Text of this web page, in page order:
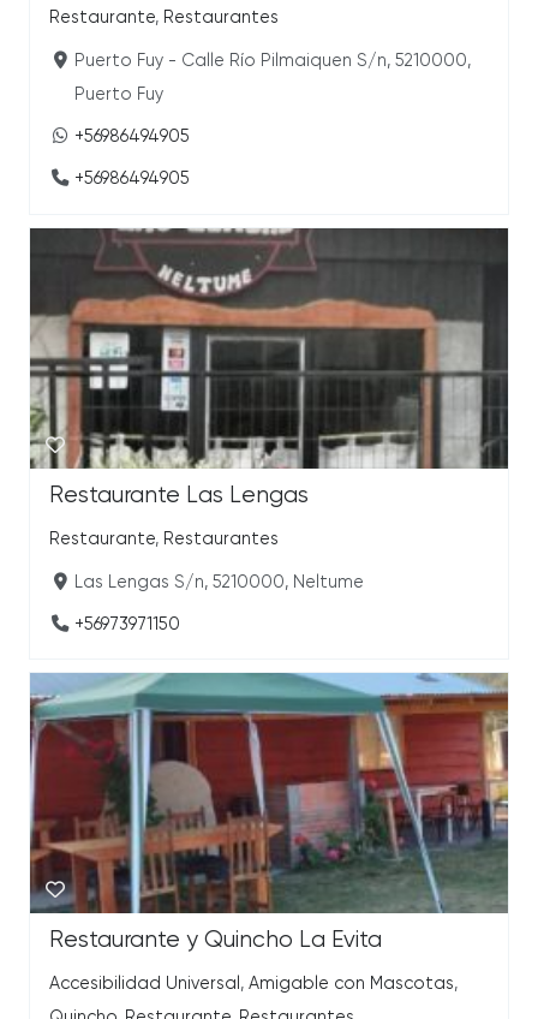
Restaurante, Restaurantes
Puerto Fuy - Calle Río Pilmaiquen S/n, 5210000,
Puerto Fuy
+56986494905
+56986494905
Restaurante Las Lengas
Restaurante, Restaurantes
Las Lengas S/n, 5210000, Neltume
+56973971150
Restaurante y Quincho La Evita
Accesibilidad Universal , Amigable con Mascotas,